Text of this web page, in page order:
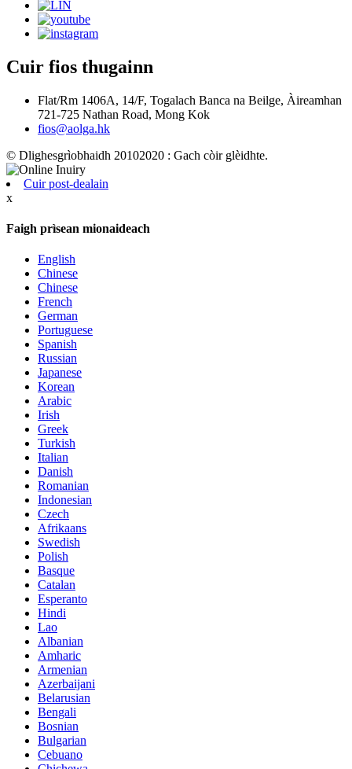
Cuir fios thugainn
Flat/Rm 1406A, 14/F, Togalach Banca na Beilge, Àireamhan
721-725 Nathan Road, Mong Kok
fios@aolga.hk
© Dlighesgrìobhaidh 20102020 : Gach còir glèidhte.
Cuir post-dealain
x
Faigh prìsean mionaideach
English
Chinese
Chinese
French
German
Portuguese
Spanish
Russian
Japanese
Korean
Arabic
Irish
Greek
Turkish
Italian
Danish
Romanian
Indonesian
Czech
Afrikaans
Swedish
Polish
Basque
Catalan
Esperanto
Hindi
Lao
Albanian
Amharic
Armenian
Azerbaijani
Belarusian
Bengali
Bosnian
Bulgarian
Cebuano